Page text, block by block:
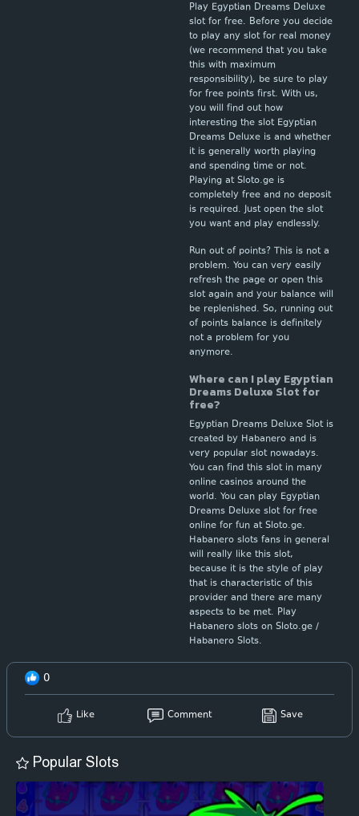
Play Egyptian Dreams Deluxe
slot for free. Before you decide
to play any slot for real money
(we recommend that you take
this with maximum
responsibility), be sure to play
for free points first. With us,
you will find out how
interesting the slot Egyptian
Dreams Deluxe is and whether
it is generally worth playing
and spending time or not.
Playing at Sloto.ge is
completely free and no deposit
is required. Just open the slot
you want and play endlessly.
Run out of points? This is not a
problem. You can very easily
refresh the page or open this
slot again and your balance will
be replenished. So, running out
of points balance is definitely
not a problem for you
anymore.
Where can I play Egyptian
Dreams Deluxe Slot for
free?
Egyptian Dreams Deluxe Slot is
created by Habanero and is
very popular slot nowadays.
You can find this slot in many
online casinos around the
world. You can play Egyptian
Dreams Deluxe slot for free
online for fun at Sloto.ge.
Habanero slots fans in general
will really like this slot,
because it is the style of play
that is characteristic of this
provider and there are many
aspects to be met. Play
Habanero slots on Sloto.ge /
Habanero Slots.
0
Like Comment Save
Popular Slots